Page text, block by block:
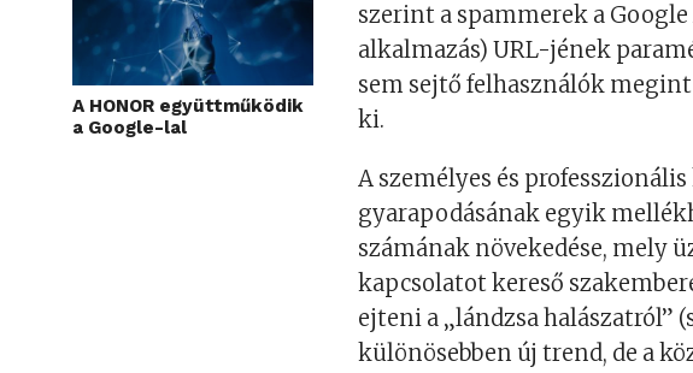
A HONOR együttműködik
a Google-lal
szerint a spammerek a
alkalmazás) URL-jének
sem sejtő felhasználók
ki.
A személyes és
gyarapodásának egyik
számának növekedése, mely
kapcsolatot kereső
ejteni a „lándzsa halászatról”
különösebben új trend, de a